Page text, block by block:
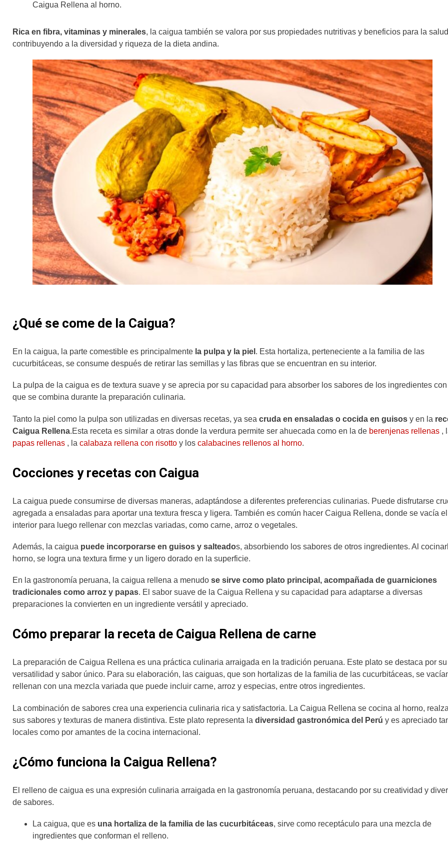
Caigua Rellena al horno.
Rica en fibra, vitaminas y minerales, la caigua también se valora por sus propiedades nutritivas y beneficios para la
contribuyendo a la diversidad y riqueza de la dieta andina.
¿Qué se come de la Caigua?
En la caigua, la parte comestible es principalmente la pulpa y la piel . Esta hortaliza, perteneciente a la familia de las
cucurbitáceas, se consume después de retirar las semillas y las fibras que se encuentran en su interior.
La pulpa de la caigua es de textura suave y se aprecia por su capacidad para absorber los sabores de los ingredientes
que se combina durante la preparación culinaria.
Tanto la piel como la pulpa son utilizadas en diversas recetas, ya sea cruda en ensaladas o cocida en guisos y en la
Caigua Rellena.Esta receta es similar a otras donde la verdura permite ser ahuecada como en la de berenjenas rellenas ,
papas rellenas , la calabaza rellena con risotto y los calabacines rellenos al horno.
Cocciones y recetas con Caigua
La caigua puede consumirse de diversas maneras, adaptándose a diferentes preferencias culinarias. Puede disfrutarse
agregada a ensaladas para aportar una textura fresca y ligera. También es común hacer Caigua Rellena, donde se vacía el
interior para luego rellenar con mezclas variadas, como carne, arroz o vegetales.
Además, la caigua puede incorporarse en guisos y salteados, absorbiendo los sabores de otros ingredientes. Al
horno, se logra una textura firme y un ligero dorado en la superficie.
En la gastronomía peruana, la caigua rellena a menudo se sirve como plato principal, acompañada de guarniciones
tradicionales como arroz y papas. El sabor suave de la Caigua Rellena y su capacidad para adaptarse a diversas
preparaciones la convierten en un ingrediente versátil y apreciado.
Cómo preparar la receta de Caigua Rellena de carne
La preparación de Caigua Rellena es una práctica culinaria arraigada en la tradición peruana. Este plato se destaca por su
versatilidad y sabor único. Para su elaboración, las caiguas, que son hortalizas de la familia de las cucurbitáceas, se
rellenan con una mezcla variada que puede incluir carne, arroz y especias, entre otros ingredientes.
La combinación de sabores crea una experiencia culinaria rica y satisfactoria. La Caigua Rellena se cocina al horno,
sus sabores y texturas de manera distintiva. Este plato representa la diversidad gastronómica del Perú y es apreciado
locales como por amantes de la cocina internacional.
¿Cómo funciona la Caigua Rellena?
El relleno de caigua es una expresión culinaria arraigada en la gastronomía peruana, destacando por su creatividad y
de sabores.
La caigua, que es una hortaliza de la familia de las cucurbitáceas, sirve como receptáculo para una mezcla de
ingredientes que conforman el relleno.